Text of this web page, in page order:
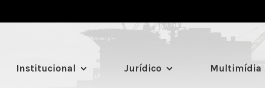
Institucional Jurídico Multimídia